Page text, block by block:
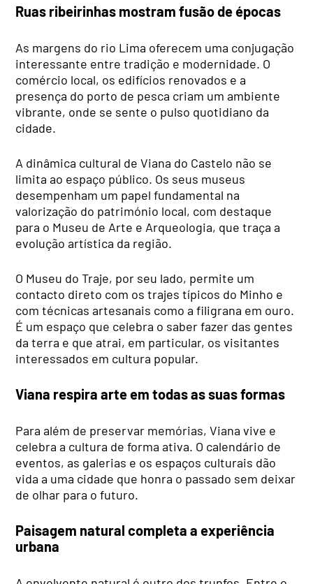
Ruas ribeirinhas mostram fusão de épocas
As margens do rio Lima oferecem uma conjugação
interessante entre tradição e modernidade. O
comércio local, os edifícios renovados e a
presença do porto de pesca criam um ambiente
vibrante, onde se sente o pulso quotidiano da
cidade.
A dinâmica cultural de Viana do Castelo não se
limita ao espaço público. Os seus museus
desempenham um papel fundamental na
valorização do património local, com destaque
para o Museu de Arte e Arqueologia, que traça a
evolução artística da região.
O Museu do Traje, por seu lado, permite um
contacto direto com os trajes típicos do Minho e
com técnicas artesanais como a filigrana em ouro.
É um espaço que celebra o saber fazer das gentes
da terra e que atrai, em particular, os visitantes
interessados em cultura popular.
Viana respira arte em todas as suas formas
Para além de preservar memórias, Viana vive e
celebra a cultura de forma ativa. O calendário de
eventos, as galerias e os espaços culturais dão
vida a uma cidade que honra o passado sem deixar
de olhar para o futuro.
Paisagem natural completa a experiência
urbana